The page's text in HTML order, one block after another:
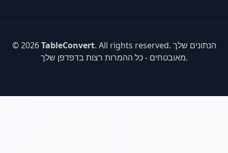
© 2026TableConvert. All rights reserved. הנתונים שלך
מאובטחים - כל ההמרות רצות בדפדפן שלך.